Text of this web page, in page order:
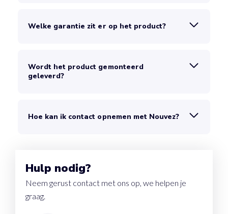
Welke garantie zit er op het product?
Wordt het product gemonteerd
geleverd?
Hoe kan ik contact opnemen met Nouvez?
Hulp nodig?
Neem gerust contact met ons op, we helpen je
graag.